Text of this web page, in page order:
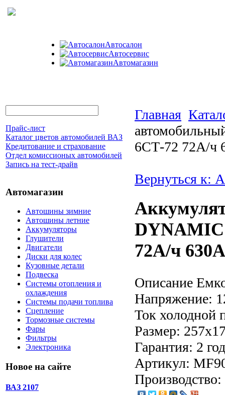
Автосалон
Автосервис
Автомагазин
Прайс-лист
Каталог цветов автомобилей ВАЗ
Кредитование и страхование
Отдел комиссионых автомобилей
Запись на тест-драйв
Автомагазин
Автошины зимние
Автошины летние
Аккумуляторы
Глушители
Двигатели
Диски для колес
Кузовные детали
Подвеска
Системы отопления и
охлаждения
Системы подачи топлива
Сцепление
Тормозные системы
Фары
Фильтры
Электроника
Новое на сайте
ВАЗ 2107
Главная
6СТ-72 72А/ч
Вернуться к:
DYNAMIC
72А/ч
Описание
Напряжение:
Ток холодной
Размер:
Гарантия: 2
Артикул: